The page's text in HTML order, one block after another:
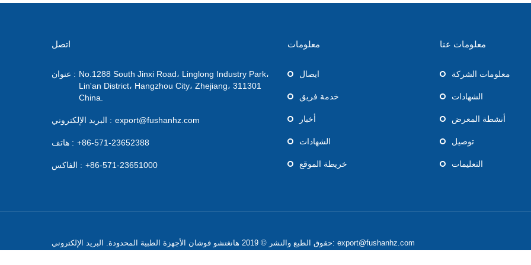
اتصل
عنوان : No.1288 South Jinxi Road، Linglong Industry Park،
Lin'an District، Hangzhou City، Zhejiang، 311301
China.
البريد الإلكتروني : export@fushanhz.com
هاتف : +86-571-23652388
الفاكس : +86-571-23651000
معلومات
ايصال
خدمة فريق
أخبار
الشهادات
خريطة الموقع
معلومات عنا
معلومات الشركة
الشهادات
أنشطة المعرض
توصيل
التعليمات
حقوق الطبع والنشر © 2019 هانغتشو فوشان الأجهزة الطبية المحدودة. البريد الإلكتروني: export@fushanhz.com